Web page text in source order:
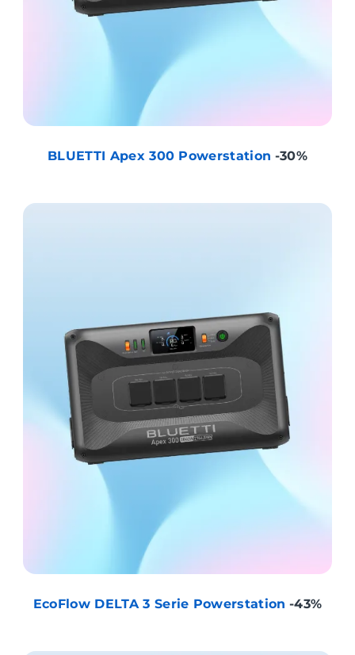
BLUETTI Apex 300 Powerstation -30%
EcoFlow DELTA 3 Serie Powerstation -43%